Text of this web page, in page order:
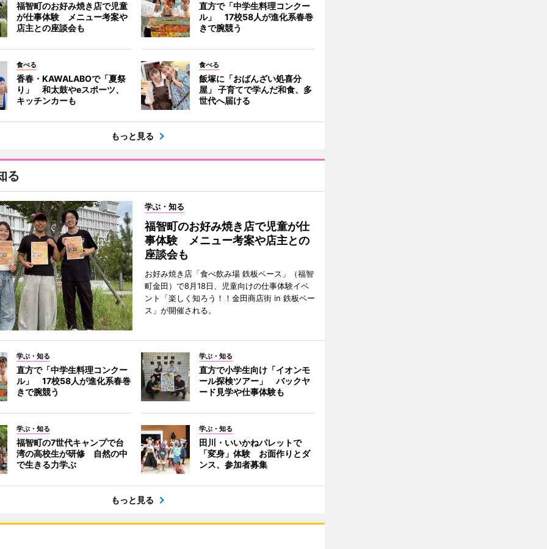
福智町のお好み焼き店で児童
が仕事体験 メニュー考案や
店主との座談会も
直方で「中学生料理コンクー
ル」 17校58人が進化系春巻
きで腕競う
食べる
香春・KAWALABOで「夏祭
り」 和太鼓やeスポーツ、
キッチンカーも
食べる
飯塚に「おばんざい処喜分
屋」 子育てで学んだ和食、多
世代へ届ける
もっと見る
る
学ぶ・知る
福智町のお好み焼き店で児童が仕
事体験 メニュー考案や店主との
座談会も
お好み焼き店「食べ飲み場 鉄板ベース」（福智
町金田）で8月18日、児童向けの仕事体験イベ
ント「楽しく知ろう！！金田商店街 in 鉄板ベー
ス」が開催される。
学ぶ・知る
直方で「中学生料理コンクー
ル」 17校58人が進化系春巻
きで腕競う
学ぶ・知る
直方で小学生向け「イオンモ
ール探検ツアー」 バックヤ
ード見学や仕事体験も
学ぶ・知る
福智町の7世代キャンプで台
湾の高校生が研修 自然の中
で生きる力学ぶ
学ぶ・知る
田川・いいかねパレットで
「変身」体験 お面作りとダ
ンス、参加者募集
もっと見る